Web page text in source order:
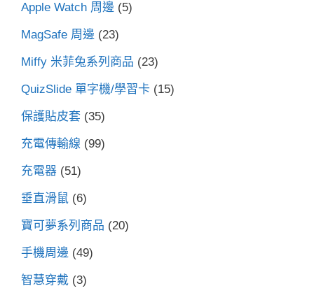
Apple Watch 周邊 (5)
MagSafe 周邊 (23)
Miffy 米菲兔系列商品 (23)
QuizSlide 單字機/學習卡 (15)
保護貼皮套 (35)
充電傳輸線 (99)
充電器 (51)
垂直滑鼠 (6)
寶可夢系列商品 (20)
手機周邊 (49)
智慧穿戴 (3)